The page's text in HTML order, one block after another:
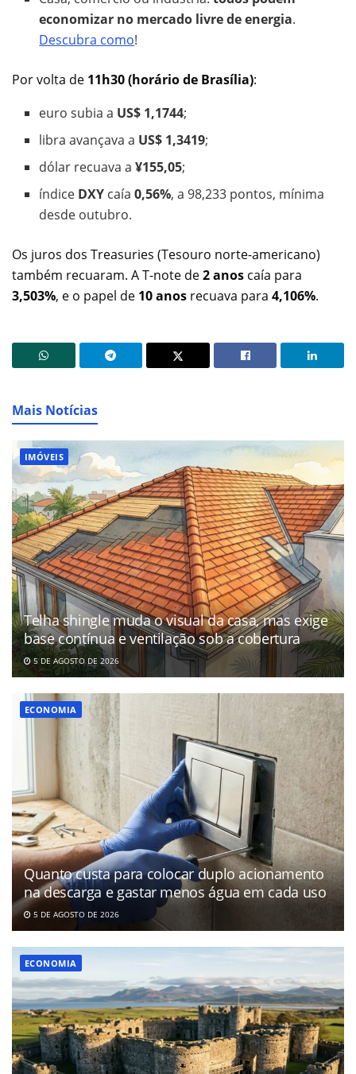
economizar no mercado livre de energia.
Descubra como!
Por volta de 11h30 (horário de Brasília):
euro subia a US$ 1,1744;
libra avançava a US$ 1,3419;
dólar recuava a¥155,05;
índice DXY caía0,56%, a 98,233 pontos, mínima
desde outubro.
Os juros dos Treasuries (Tesouro norte-americano)
também recuaram. A T-note de2 anos caía para
3,503%, e o papel de 10 anos recuava para 4,106%.
Mais Notícias
IMÓVEIS
Telha shingle muda o visual da casa, mas exige
base contínua e ventilação sob a cobertura
5 DE AGOSTO DE 2026
ECONOMIA
Quanto custa para colocar duplo acionamento
na descarga e gastar menos água em cada uso
5 DE AGOSTO DE 2026
ECONOMIA